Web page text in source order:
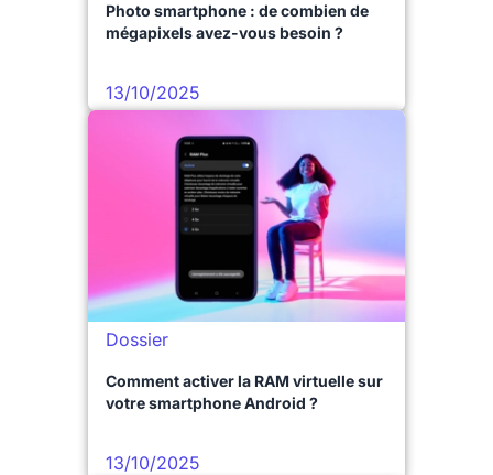
Photo smartphone : de combien de
mégapixels avez-vous besoin ?
13/10/2025
Dossier
Comment activer la RAM virtuelle sur
votre smartphone Android ?
13/10/2025